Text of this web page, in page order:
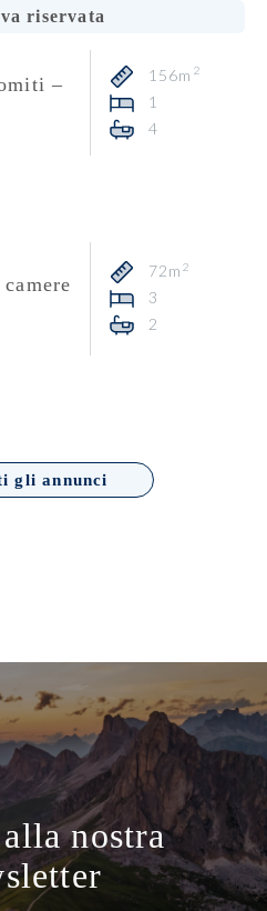
riservata
–
156m 2
1
4
Consulente
72m 2
3
2
gli annunci
nostra